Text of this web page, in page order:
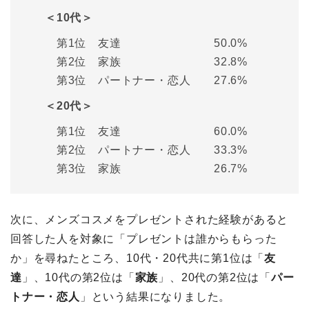
＜10代＞
第1位 友達 50.0%
第2位 家族 32.8%
第3位 パートナー・恋人 27.6%
＜20代＞
第1位 友達 60.0%
第2位 パートナー・恋人 33.3%
第3位 家族 26.7%
次に、メンズコスメをプレゼントされた経験があると
回答した人を対象に「プレゼントは誰からもらった
か」を尋ねたところ、10代・20代共に第1位は「友
達 」、10代の第2位は「 家族 」、20代の第2位は「パー
トナー・恋人 」という結果になりました。